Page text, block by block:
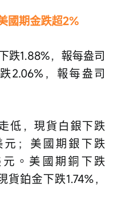
國期金跌超2%
跌1.88%，報每盎司
2.06%，報每盎司
低，現貨白銀下跌
元；美國期銀下跌
。美國期銅下跌
鉑金下跌1.74%，